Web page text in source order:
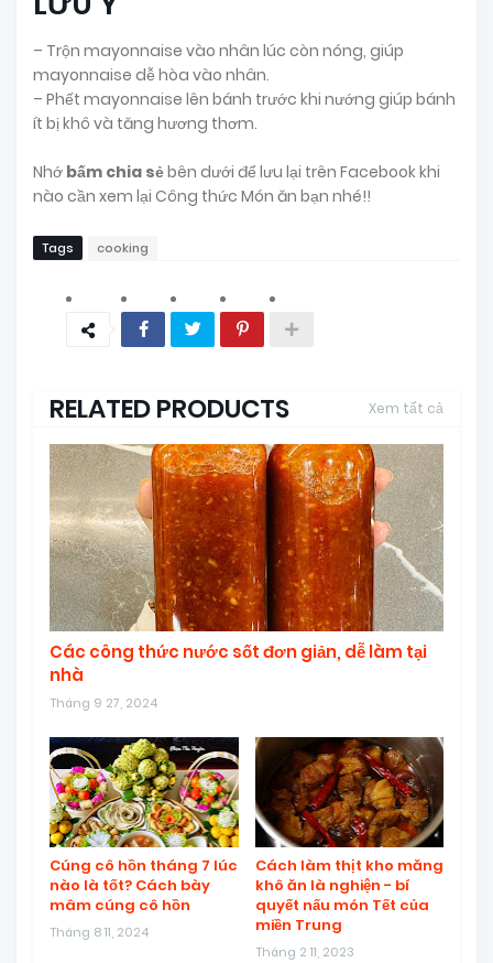
– Trộn mayonnaise vào nhân lúc còn nóng, giúp
mayonnaise dễ hòa vào nhân.
– Phết mayonnaise lên bánh trước khi nướng giúp bánh
ít bị khô và tăng hương thơm.
Nhớ bấm chia sẻbên dưới để lưu lại trên Facebook khi
nào cần xem lại Công thức Món ăn bạn nhé!!
Tags cooking
RELATED PRODUCTS Xem tất cả
Các công thức nước sốt đơn giản, dễ làm tại
nhà
Tháng 9 27, 2024
Cúng cô hồn tháng 7 lúc
nào là tốt? Cách bày
mâm cúng cô hồn
Tháng 8 11, 2024
Cách làm thịt kho măng
khô ăn là nghiện - bí
quyết nấu món Tết của
miền Trung
Tháng 2 11, 2023